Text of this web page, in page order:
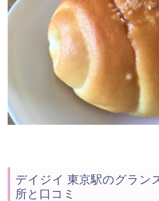
デイジイ 東京駅のグラン
所と口コミ